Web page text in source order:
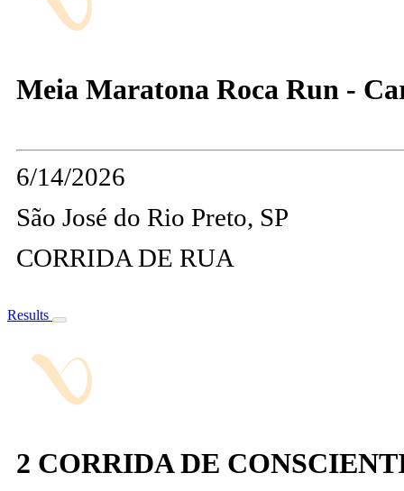
Meia Maratona Roca Run -
6/14/2026
São José do Rio Preto, SP
CORRIDA DE RUA
Results
2 CORRIDA DE